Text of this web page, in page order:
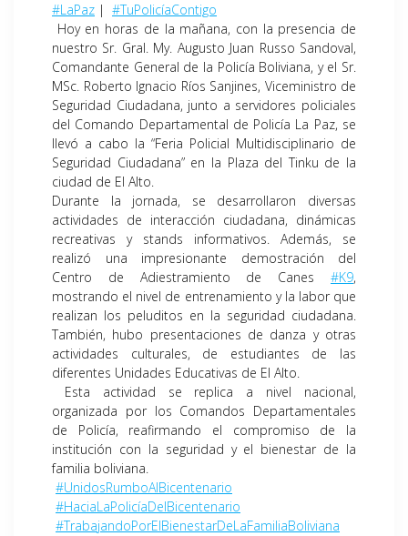
#LaPaz | #TuPolicíaContigo
Hoy en horas de la mañana, con la presencia de
nuestro Sr. Gral. My. Augusto Juan Russo Sandoval,
Comandante General de la Policía Boliviana, y el Sr.
MSc. Roberto Ignacio Ríos Sanjines, Viceministro de
Seguridad Ciudadana, junto a servidores policiales
del Comando Departamental de Policía La Paz, se
llevó a cabo la “Feria Policial Multidisciplinario de
Seguridad Ciudadana” en la Plaza del Tinku de la
ciudad de El Alto.
Durante la jornada, se desarrollaron diversas
actividades de interacción ciudadana, dinámicas
recreativas y stands informativos. Además, se
realizó una impresionante demostración del
Centro de Adiestramiento de Canes #K9,
mostrando el nivel de entrenamiento y la labor que
realizan los peluditos en la seguridad ciudadana.
También, hubo presentaciones de danza y otras
actividades culturales, de estudiantes de las
diferentes Unidades Educativas de El Alto.
Esta actividad se replica a nivel nacional,
organizada por los Comandos Departamentales
de Policía, reafirmando el compromiso de la
institución con la seguridad y el bienestar de la
familia boliviana.
#UnidosRumboAlBicentenario
#HaciaLaPolicíaDelBicentenario
#TrabajandoPorElBienestarDeLaFamiliaBoliviana